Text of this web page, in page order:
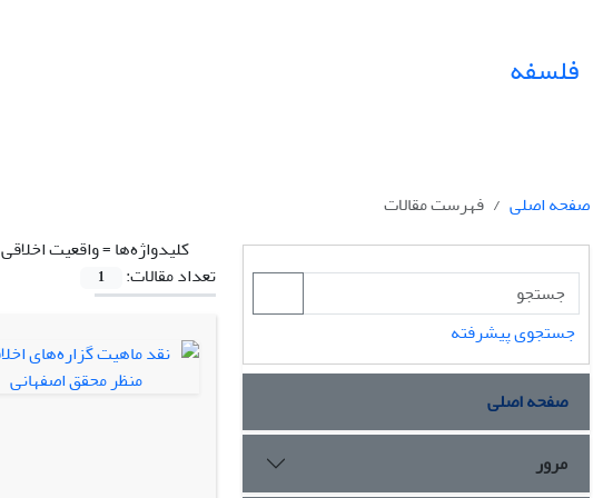
فلسفه
صفحه اصلی
فهرست مقالات
کلیدواژه‌ها =واقعیت اخلاقی
تعداد مقالات:
1
جستجوی پیشرفته
صفحه اصلی
مرور